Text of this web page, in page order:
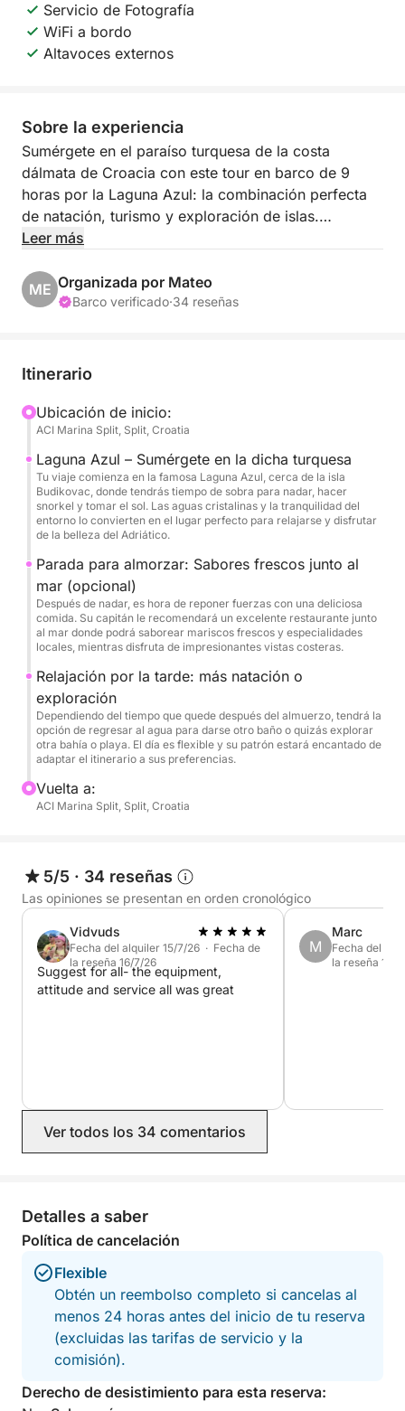
Servicio de Fotografía
WiFi a bordo
Altavoces externos
Sobre la experiencia
Sumérgete en el paraíso turquesa de la costa
dálmata de Croacia con este tour en barco de 9
horas por la Laguna Azul: la combinación perfecta
de natación, turismo y exploración de islas.
aguas cristalinas hacia una de las maravillas
naturales más famosas de Croacia: la Laguna Azul,
disfrutar de la serenidad de un mar azul cristalino
La aventura continúa mientras tu patrón te guía a
través de una serie de paradas idílicas, que incluyen
calas escondidas, playas tranquilas y encantadores
pueblos isleños. Tendrás tiempo para nadar en
bahías recónditas, disfrutar de un refrigerio a bordo
o desembarcar para explorar la cultura local.
Alrededor del mediodía, puedes optar por almorzar
en un restaurante junto al mar en una de las islas
cercanas. Tu experimentado patrón te recomendará
un lugar perfecto para degustar marisco fresco y
cocina tradicional dálmata.
Ya sea que estés descansando en la cubierta,
flotando en aguas color turquesa o descubriendo
una cala escondida, este tour te ofrece relajación y
aventura a partes iguales.
privado: momentos inolvidables garantizados.
Leer más
ME Organizada por Mateo
Barco verificado·34 reseñas
Itinerario
Ubicación de inicio:
ACI Marina Split, Split, Croatia
Laguna Azul – Sumérgete en la dicha turquesa
Tu viaje comienza en la famosa Laguna Azul, cerca de la isla
Budikovac, donde tendrás tiempo de sobra para nadar, hacer
snorkel y tomar el sol. Las aguas cristalinas y la tranquilidad del
entorno lo convierten en el lugar perfecto para relajarse y disfrutar
de la belleza del Adriático.
Parada para almorzar: Sabores frescos junto al
mar (opcional)
Después de nadar, es hora de reponer fuerzas con una deliciosa
comida. Su capitán le recomendará un excelente restaurante junto
al mar donde podrá saborear mariscos frescos y especialidades
locales, mientras disfruta de impresionantes vistas costeras.
Relajación por la tarde: más natación o
exploración
Dependiendo del tiempo que quede después del almuerzo, tendrá la
opción de regresar al agua para darse otro baño o quizás explorar
otra bahía o playa. El día es flexible y su patrón estará encantado de
adaptar el itinerario a sus preferencias.
Vuelta a:
ACI Marina Split, Split, Croatia
5/5 · 34 reseñas
Las opiniones se presentan en orden cronológico
Vidvuds
Fecha del alquiler 15/7/26 · Fecha de
la reseña 16/7/26
Suggest for all- the equipment,
attitude and service all was great
M
Marc
Fecha del
la reseña 14/
Ver todos los 34 comentarios
Detalles a saber
Política de cancelación
Flexible
Obtén un reembolso completo si cancelas al
menos 24 horas antes del inicio de tu reserva
(excluidas las tarifas de servicio y la
comisión).
Derecho de desistimiento para esta reserva: